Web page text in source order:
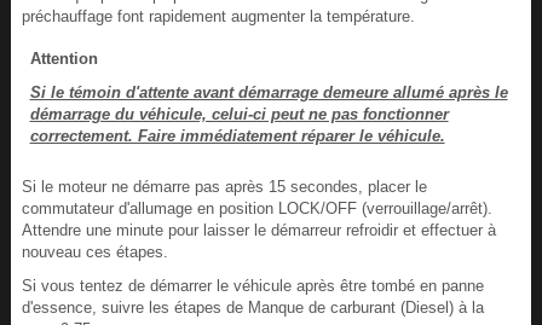
préchauffage font rapidement augmenter la température.
Attention
Si le témoin d'attente avant démarrage demeure allumé après le
démarrage du véhicule, celui-ci peut ne pas fonctionner
correctement. Faire immédiatement réparer le véhicule.
Si le moteur ne démarre pas après 15 secondes, placer le
commutateur d'allumage en position LOCK/OFF (verrouillage/arrêt).
Attendre une minute pour laisser le démarreur refroidir et effectuer à
nouveau ces étapes.
Si vous tentez de démarrer le véhicule après être tombé en panne
d'essence, suivre les étapes de Manque de carburant (Diesel) à la